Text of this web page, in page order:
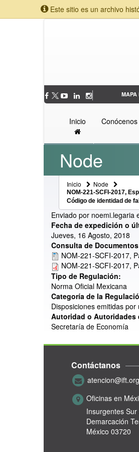
Este sitio es un archivo
MAPA
Inicio Conócenos
Node
Inicio Node
NOM-221-SCFI-2017,
Código de identidad de
Enviado por noemi.legaria
Fecha de expedición o
Jueves, 16 Agosto, 2018
Consulta de
NOM-221-SCFI-2017,
NOM-221-SCFI-2017,
Tipo de Regulación:
Norma Oficial Mexicana
Categoría de la
Disposiciones emitidas
Autoridad o Autoridades
Secretaría de Economía
Contáctanos
Oficinas en
Insurgentes
Demarcación
México 03720